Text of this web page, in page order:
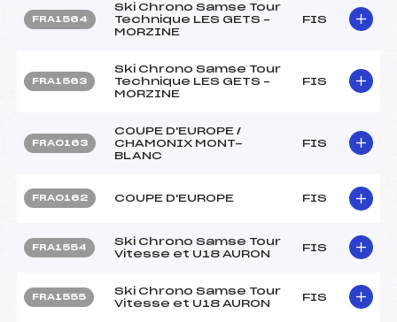
FRA1564
Ski Chrono Samse Tour
Technique LES GETS –
MORZINE
FIS
FRA1563
Ski Chrono Samse Tour
Technique LES GETS –
MORZINE
FIS
FRA0163
COUPE D'EUROPE /
CHAMONIX MONT-
BLANC
FIS
FRA0162 COUPE D'EUROPE FIS
FRA1554
Ski Chrono Samse Tour
Vitesse et U18 AURON
FIS
FRA1555
Ski Chrono Samse Tour
Vitesse et U18 AURON
FIS